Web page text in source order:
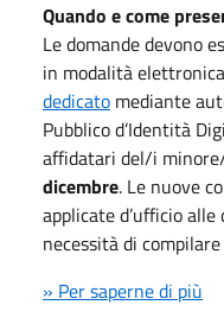
Quando e come
Le domande devono
in modalità
dedicato mediante
Pubblico d’Identità
affidatari del/i
dicembre. Le nuove
applicate d’ufficio
necessità di
» Per saperne di più